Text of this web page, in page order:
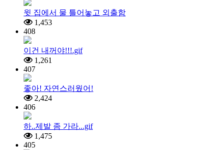
윗 집에서 물 틀어놓고 외출함
1,453
408
이건 내꺼야!!!.gif
1,261
407
좋아! 자연스러웠어!
2,424
406
하..제발 좀 가라...gif
1,475
405